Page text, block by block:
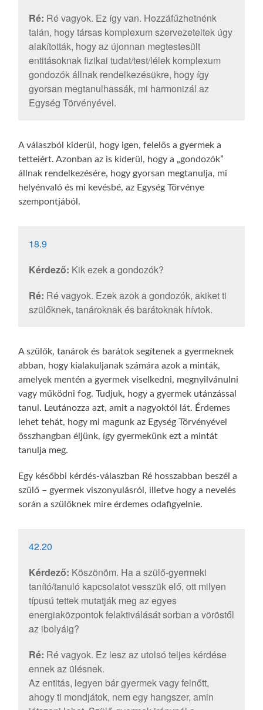
Ré: Ré vagyok. Ez így van. Hozzáfűzhetnénk
talán, hogy társas komplexum szervezeteitek úgy
alakították, hogy az újonnan megtestesült
entitásoknak fizikai tudat/test/lélek komplexum
gondozók állnak rendelkezésükre, hogy így
gyorsan megtanulhassák, mi harmonizál az
Egység Törvényével.
A válaszból kiderül, hogy igen, felelős a gyermek a
tetteiért. Azonban az is kiderül, hogy a „gondozók”
állnak rendelkezésére, hogy gyorsan megtanulja, mi
helyénvaló és mi kevésbé, az Egység Törvénye
szempontjából.
18.9
Kérdező: Kik ezek a gondozók?
Ré: Ré vagyok. Ezek azok a gondozók, akiket ti
szülőknek, tanároknak és barátoknak hívtok.
A szülők, tanárok és barátok segítenek a gyermeknek
abban, hogy kialakuljanak számára azok a minták,
amelyek mentén a gyermek viselkedni, megnyilvánulni
vagy működni fog. Tudjuk, hogy a gyermek utánzással
tanul. Leutánozza azt, amit a nagyoktól lát. Érdemes
lehet tehát, hogy mi magunk az Egység Törvényével
összhangban éljünk, így gyermekünk ezt a mintát
tanulja meg.
Egy későbbi kérdés-válaszban Ré hosszabban beszél a
szülő – gyermek viszonyulásról, illetve hogy a nevelés
során a szülőknek mire érdemes odafigyelnie.
42.20
Kérdező: Köszönöm. Ha a szülő-gyermeki
tanító/tanuló kapcsolatot vesszük elő, ott milyen
típusú tettek mutatják meg az egyes
energiaközpontok felaktiválását sorban a vöröstől
az ibolyáig?
Ré: Ré vagyok. Ez lesz az utolsó teljes kérdése
ennek az ülésnek.
Az entitás, legyen bár gyermek vagy felnőtt,
ahogy ti mondjátok, nem egy hangszer, amin